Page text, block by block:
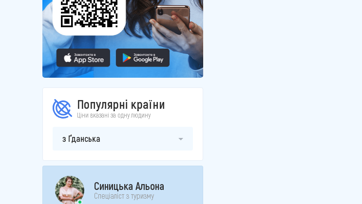
Популярні країни
Ціни вказані за одну людину
з Ґданська
Синицька Альона
Спеціаліст з туризму